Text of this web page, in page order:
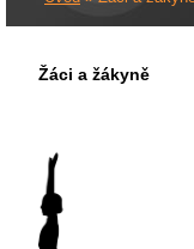
Žáci a žákyně